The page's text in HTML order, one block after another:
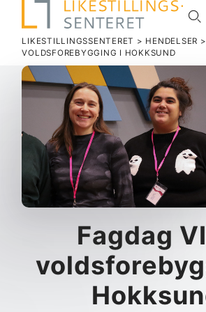
LIKESTILLINGSSENTERET > HENDELSER >
VOLDSFOREBYGGING I HOKKSUND
Fagdag